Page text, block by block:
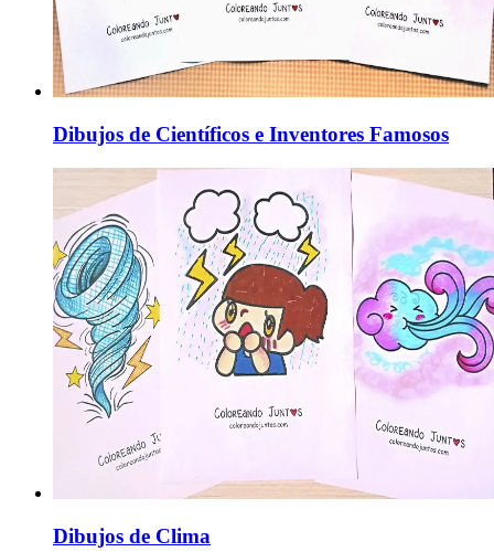
Dibujos de Científicos e Inventores Famosos
Dibujos de Clima